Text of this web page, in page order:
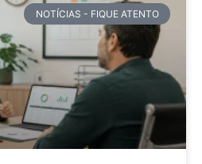
NOTÍCIAS - FIQUE ATENTO